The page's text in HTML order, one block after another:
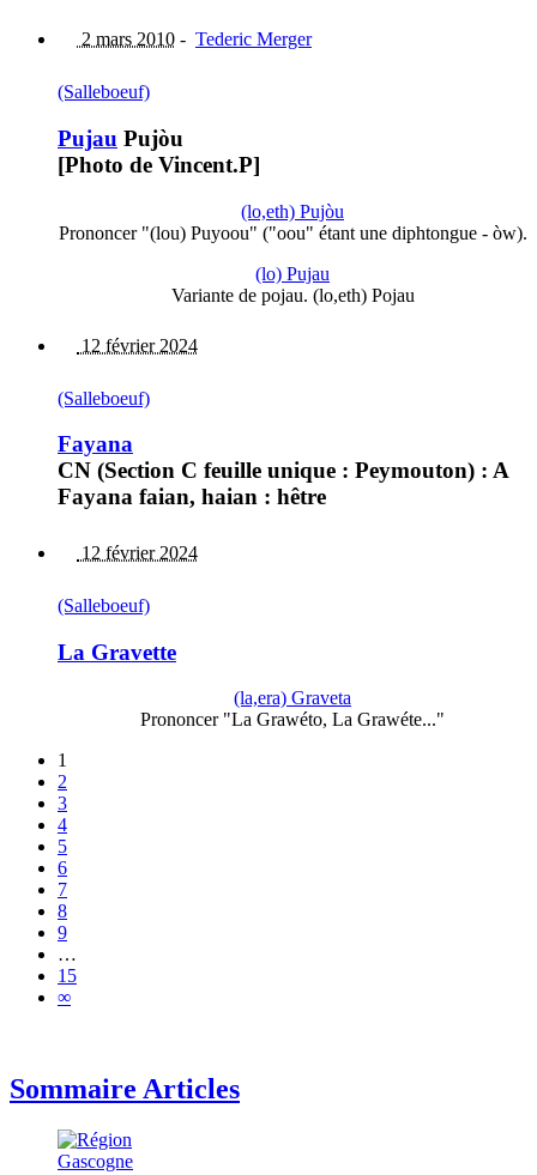
2 mars 2010 - Tederic Merger
(Salleboeuf)
Pujau Pujòu
[Photo de Vincent.P]
(lo,eth) Pujòu
Prononcer "(lou) Puyoou" ("oou" étant une diphtongue - òw).
(lo) Pujau
Variante de pojau. (lo,eth) Pojau
12 février 2024
(Salleboeuf)
Fayana
CN (Section C feuille unique : Peymouton) : A
Fayana faian, haian : hêtre
12 février 2024
(Salleboeuf)
La Gravette
(la,era) Graveta
Prononcer "La Grawéto, La Grawéte..."
1
2
3
4
5
6
7
8
9
…
15
∞
Sommaire Articles